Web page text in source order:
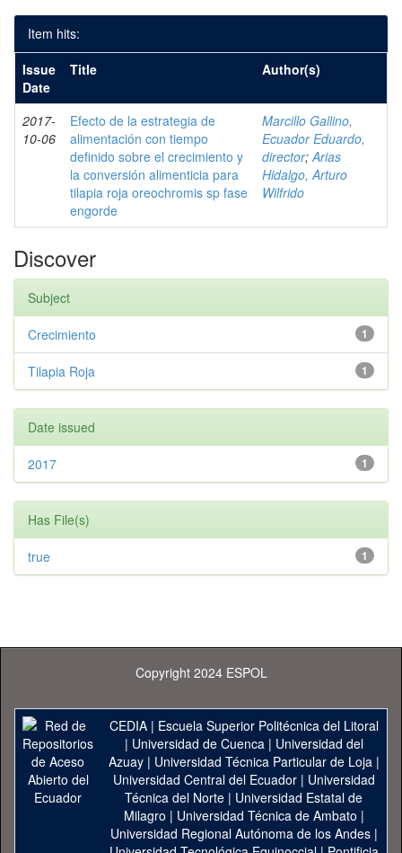
Item hits:
Issue
Date
Title Author(s)
2017-
10-06
Efecto de la estrategia de
alimentación con tiempo
definido sobre el crecimiento y
la conversión alimenticia para
tilapia roja oreochromis sp fase
engorde
Marcillo Gallino,
Ecuador Eduardo,
director;Arias
Hidalgo, Arturo
Wilfrido
Discover
Subject
1
Crecimiento
1
Tilapia Roja
Date issued
1
2017
Has File(s)
1
true
Copyright 2024 ESPOL
CEDIA| Escuela Superior Politécnica del Litoral
| Universidad de Cuenca| Universidad del
Azuay| Universidad Técnica Particular de Loja|
Universidad Central del Ecuador| Universidad
Técnica del Norte | Universidad Estatal de
Milagro | Universidad Técnica de Ambato |
Universidad Regional Autónoma de los Andes|